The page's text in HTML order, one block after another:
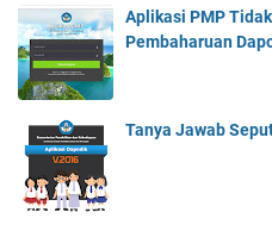
Aplikasi PMP
Pembaharuan
Tanya Jawab